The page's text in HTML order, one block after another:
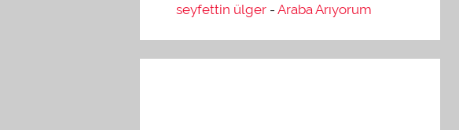
seyfettin ülger- Araba Arıyorum